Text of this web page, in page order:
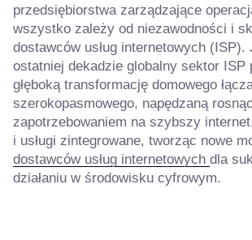
przedsiębiorstwa zarządzające
wszystko zależy od niezawodności i
dostawców usług internetowych (ISP).
ostatniej dekadzie globalny sektor ISP
głęboką transformację domowego
szerokopasmowego, napędzaną
zapotrzebowaniem na szybszy
i usługi zintegrowane, tworząc nowe
dostawców usług internetowych dla
działaniu w środowisku cyfrowym.